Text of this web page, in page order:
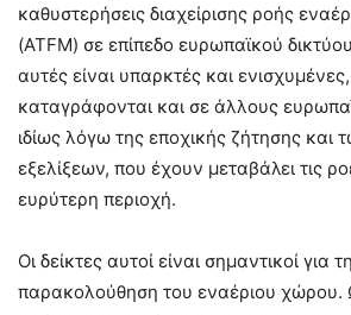
καθυστερήσεις διαχείρισης ροής
(ATFM) σε επίπεδο ευρωπαϊκού
αυτές είναι υπαρκτές και
καταγράφονται και σε άλλους
ιδίως λόγω της εποχικής ζήτησης και
εξελίξεων, που έχουν μεταβάλει τις
ευρύτερη περιοχή.
Οι δείκτες αυτοί είναι σημαντικοί για
παρακολούθηση του εναέριου χώρου.